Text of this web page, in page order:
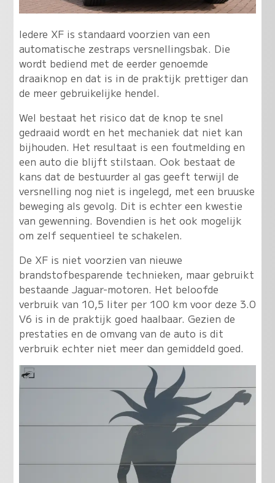
Iedere XF is standaard voorzien van een
automatische zestraps versnellingsbak. Die
wordt bediend met de eerder genoemde
draaiknop en dat is in de praktijk prettiger dan
de meer gebruikelijke hendel.
Wel bestaat het risico dat de knop te snel
gedraaid wordt en het mechaniek dat niet kan
bijhouden. Het resultaat is een foutmelding en
een auto die blijft stilstaan. Ook bestaat de
kans dat de bestuurder al gas geeft terwijl de
versnelling nog niet is ingelegd, met een bruuske
beweging als gevolg. Dit is echter een kwestie
van gewenning. Bovendien is het ook mogelijk
om zelf sequentieel te schakelen.
De XF is niet voorzien van nieuwe
brandstofbesparende technieken, maar gebruikt
bestaande Jaguar-motoren. Het beloofde
verbruik van 10,5 liter per 100 km voor deze 3.0
V6 is in de praktijk goed haalbaar. Gezien de
prestaties en de omvang van de auto is dit
verbruik echter niet meer dan gemiddeld goed.